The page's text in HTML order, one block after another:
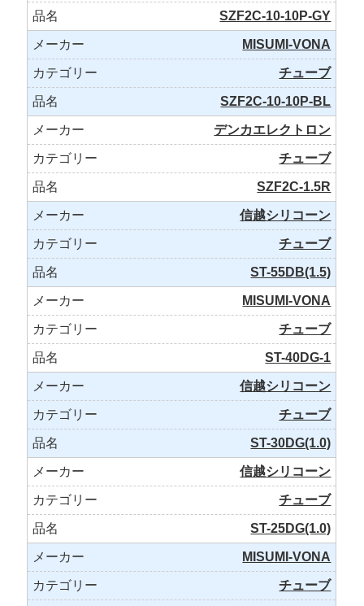
SZF2C-10-10P-GY
MISUMI-VONA
チューブ
SZF2C-10-10P-BL
デンカエレクトロン
チューブ
SZF2C-1.5R
信越シリコーン
チューブ
ST-55DB(1.5)
MISUMI-VONA
チューブ
ST-40DG-1
信越シリコーン
チューブ
ST-30DG(1.0)
信越シリコーン
チューブ
ST-25DG(1.0)
MISUMI-VONA
チューブ